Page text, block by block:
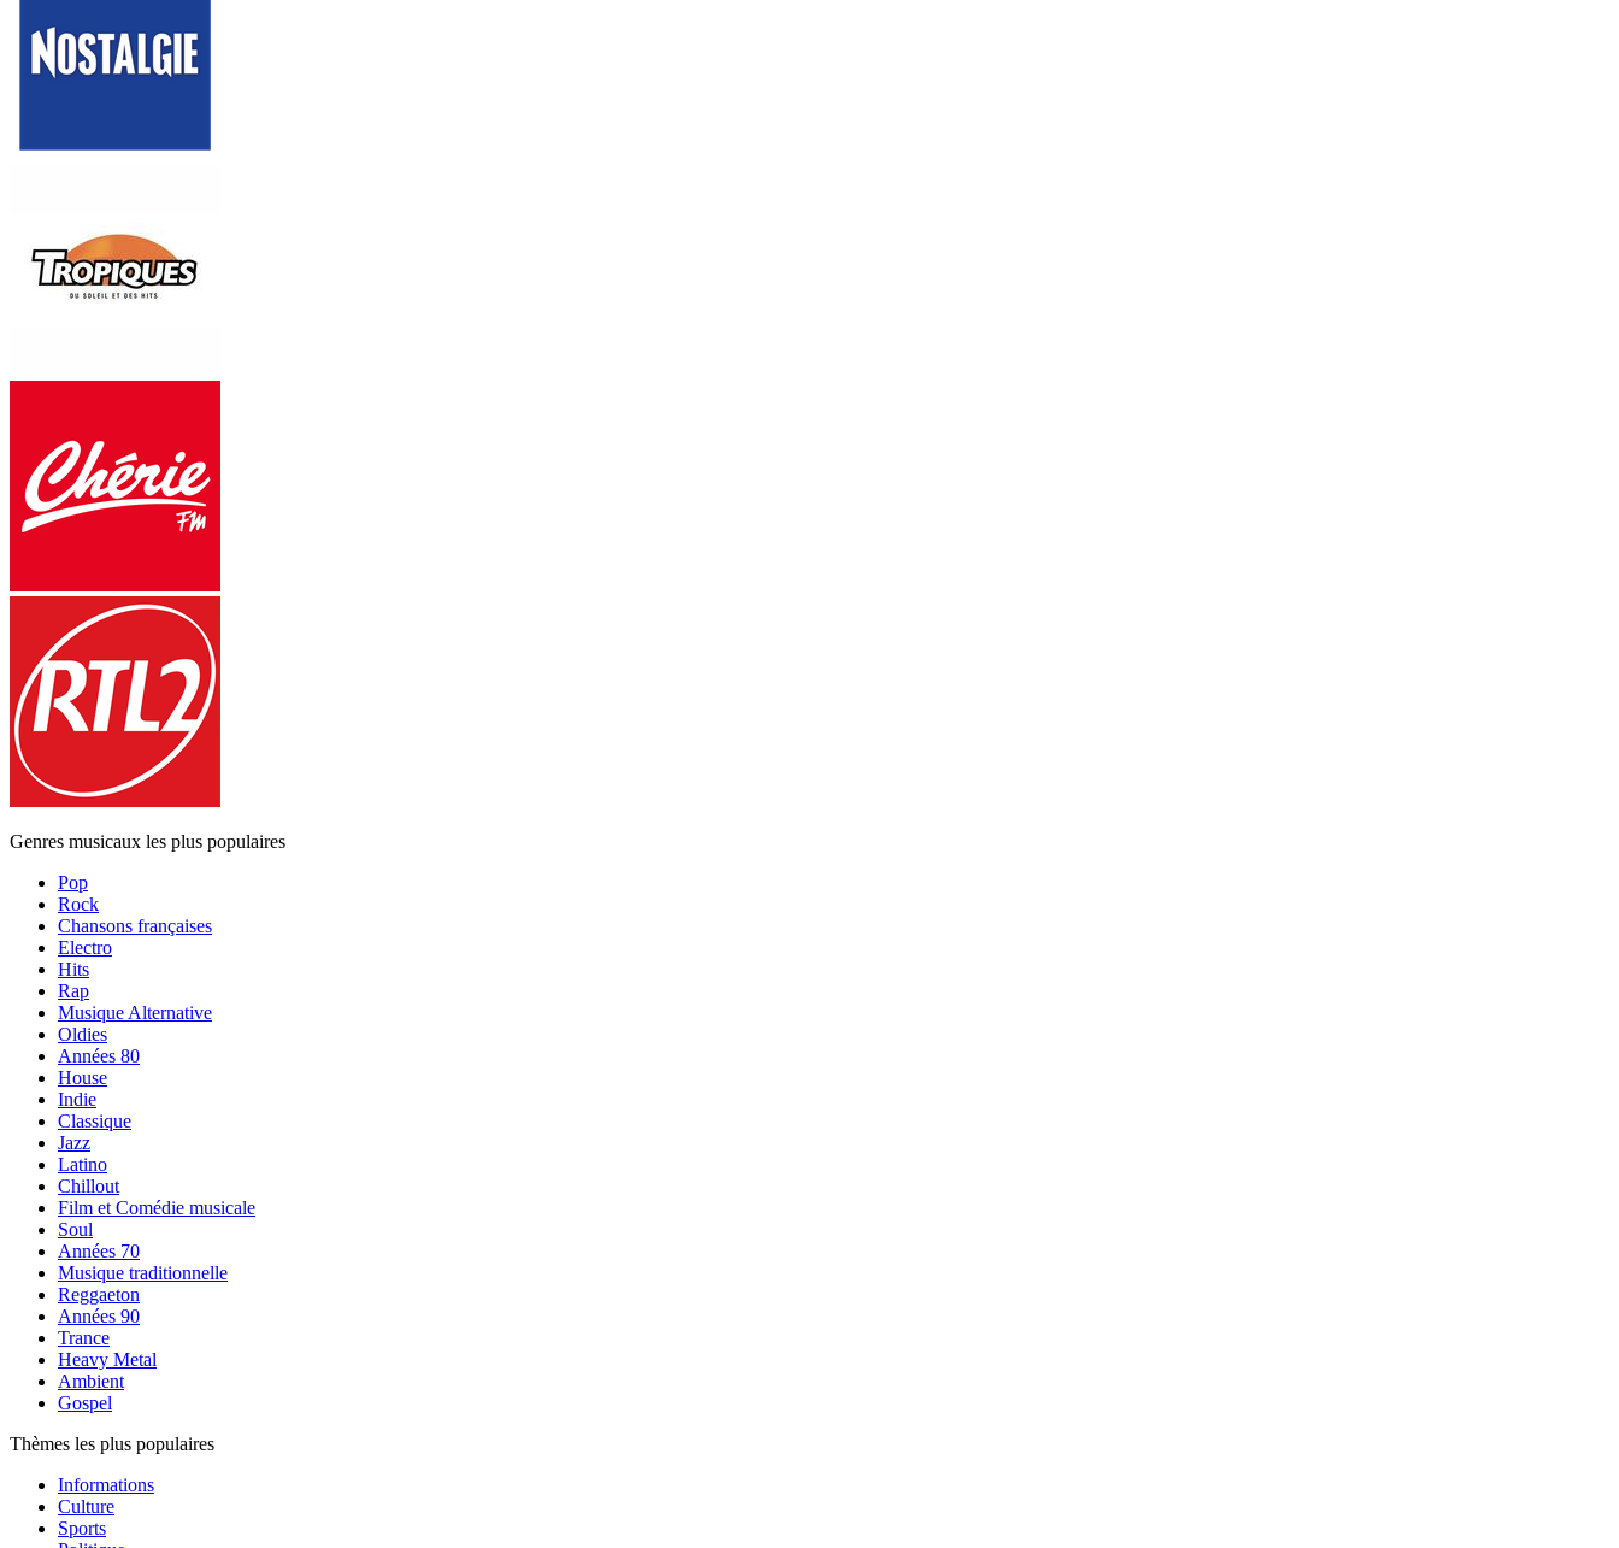
Genres musicaux les plus populaires
Pop
Rock
Chansons françaises
Electro
Hits
Rap
Musique Alternative
Oldies
Années 80
House
Indie
Classique
Jazz
Latino
Chillout
Film et Comédie musicale
Soul
Années 70
Musique traditionnelle
Reggaeton
Années 90
Trance
Heavy Metal
Ambient
Gospel
Thèmes les plus populaires
Informations
Culture
Sports